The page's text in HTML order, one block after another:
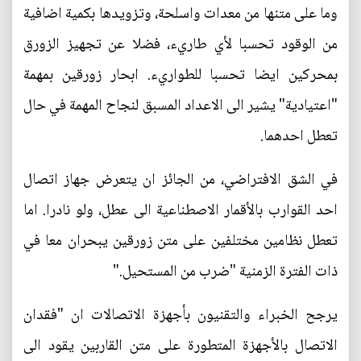
وما على متنها من معدات واسلحة، وتزويدها بكمية اضافية
من الوقود تحسبا لأي طاريء، فضلا عن تجهيز الزورق
بمحركين ايضا تحسبا للطواريء. ابحار زورقين بمهمة
"اعتيادية" يشير الى الاعداد المسبق لنجاح المهمة في حال
تعطل احدهما.
في الشق الافتراضي، من الجائز ان يتعرض جهاز اتصال
احد القوارب بالأقمار الاصطناعية الى عطل، ولو نادرا. اما
تعطل نظامين مختلفين على متن زورقين يبحران معا في
ذات الفترة الزمنية "ضرب من المستحيل."
يرجح الخبراء والتقنيون بأجهزة الاتصالات ان "فقدان
الاتصال بالأجهزة المتطورة على متن القاربين يقود الى